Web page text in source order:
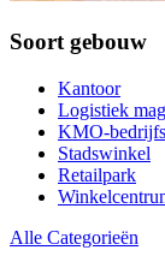
Soort gebouw
Kantoor
Logistiek
KMO-
Stadswinkel
Retailpark
Alle Categorieën